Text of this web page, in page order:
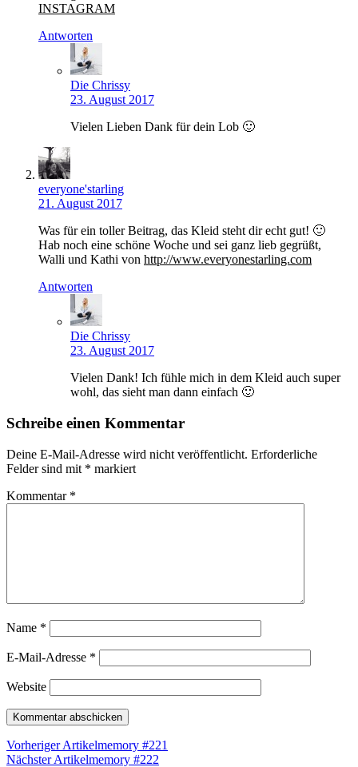
INSTAGRAM
Antworten
Die Chrissy
23. August 2017
Vielen Lieben Dank für dein Lob 🙂
everyone'starling
21. August 2017
Was für ein toller Beitrag, das Kleid steht dir echt gut! 🙂
Hab noch eine schöne Woche und sei ganz lieb gegrüßt,
Walli und Kathi von http://www.everyonestarling.com
Antworten
Die Chrissy
23. August 2017
Vielen Dank! Ich fühle mich in dem Kleid auch super
wohl, das sieht man dann einfach 🙂
Schreibe einen Kommentar
Deine E-Mail-Adresse wird nicht veröffentlicht. Erforderliche
Felder sind mit * markiert
Kommentar *
Name *
E-Mail-Adresse *
Website
Vorheriger Artikelmemory #221
Nächster Artikelmemory #222